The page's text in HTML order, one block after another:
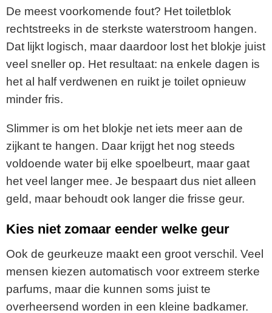
De meest voorkomende fout? Het toiletblok
rechtstreeks in de sterkste waterstroom hangen.
Dat lijkt logisch, maar daardoor lost het blokje juist
veel sneller op. Het resultaat: na enkele dagen is
het al half verdwenen en ruikt je toilet opnieuw
minder fris.
Slimmer is om het blokje net iets meer aan de
zijkant te hangen. Daar krijgt het nog steeds
voldoende water bij elke spoelbeurt, maar gaat
het veel langer mee. Je bespaart dus niet alleen
geld, maar behoudt ook langer die frisse geur.
Kies niet zomaar eender welke geur
Ook de geurkeuze maakt een groot verschil. Veel
mensen kiezen automatisch voor extreem sterke
parfums, maar die kunnen soms juist te
overheersend worden in een kleine badkamer.